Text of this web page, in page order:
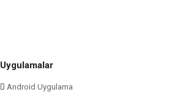
Uygulamalar
Android Uygulama